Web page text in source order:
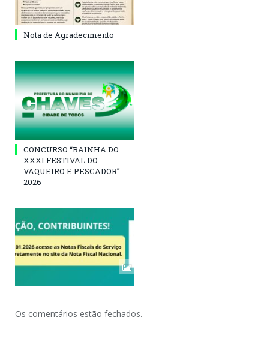
Nota de Agradecimento
CONCURSO “RAINHA DO
XXXI FESTIVAL DO
VAQUEIRO E PESCADOR”
2026
Os comentários estão fechados.